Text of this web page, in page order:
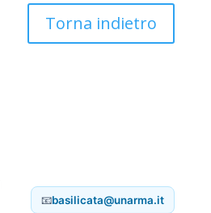
Torna indietro
📧basilicata@unarma.it